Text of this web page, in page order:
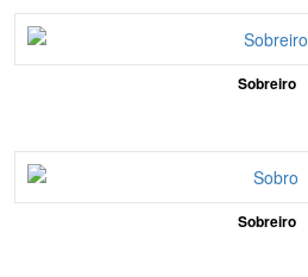
Sobreiro
Sobreiro